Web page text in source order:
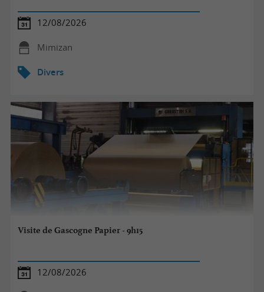
12/08/2026
Mimizan
Divers
Visite de Gascogne Papier - 9h15
12/08/2026